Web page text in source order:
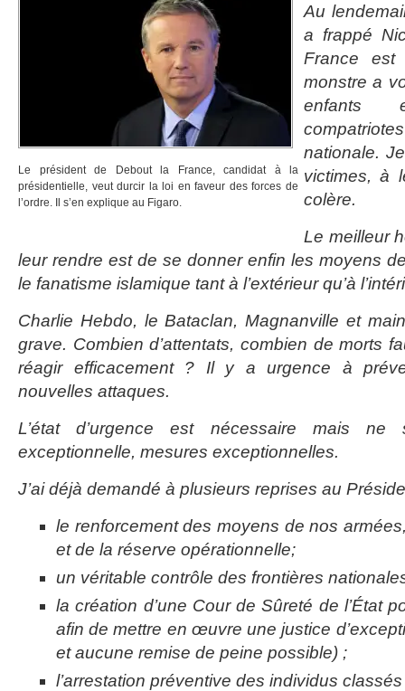
Le président de Debout la France, candidat à la
présidentielle, veut durcir la loi en faveur des forces de
l’ordre. Il s’en explique au Figaro.
Au
a frappé
France
monstre a
enfants
nationale.
victimes, à
colère.
Le meilleur
leur rendre est de se donner enfin les moyens
le fanatisme islamique tant à l’extérieur qu’à
Charlie Hebdo, le Bataclan, Magnanville et
grave. Combien d’attentats, combien de morts
réagir efficacement ? Il y a urgence à
nouvelles attaques.
L’état d’urgence est nécessaire mais
exceptionnelle, mesures exceptionnelles.
J’ai déjà demandé à plusieurs reprises au
le renforcement des moyens de nos
et de la réserve opérationnelle;
un véritable contrôle des frontières
la création d’une Cour de Sûreté de l’État
afin de mettre en œuvre une justice
et aucune remise de peine possible) ;
l’arrestation préventive des individus